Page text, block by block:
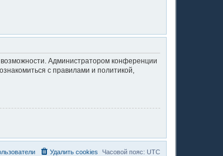
Администратором конференции
с правилами и политикой,
Часовой пояс: UTC
Удалить cookies